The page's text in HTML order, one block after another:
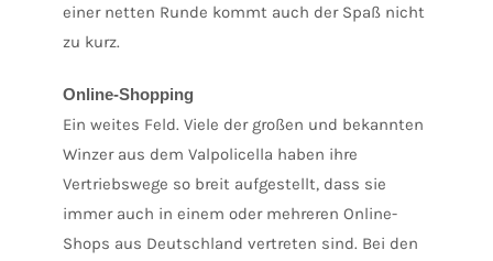
einer netten Runde kommt auch der Spaß nicht
zu kurz.
Online-Shopping
Ein weites Feld. Viele der großen und bekannten
Winzer aus dem Valpolicella haben ihre
Vertriebswege so breit aufgestellt, dass sie
immer auch in einem oder mehreren Online-
Shops aus Deutschland vertreten sind. Bei den